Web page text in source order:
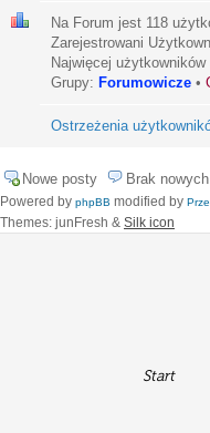
Na Forum jest 118
Zarejestrowani
Najwięcej użytkowników
Grupy: Forumowicze •
Ostrzeżenia
Nowe posty Brak
Powered by phpBB modified by
Themes: junFresh & Silk icon
Start